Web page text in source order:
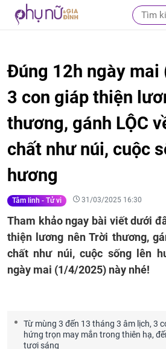
Đúng 12h ngày
3 con giáp thiện
thương, gánh LỘC
chất như núi, cuộc
hương
Tâm linh - Tử vi 31/03/2025 16:30
Tham khảo ngay bài viết dưới
thiện lương nên Trời thương,
chất như núi, cuộc sống lên
ngày mai (1/4/2025) này nhé!
Từ mùng 3 đến 13 tháng 3 âm lịch, 3
hứng trọn may mắn trong thiên hạ,
tươi sáng